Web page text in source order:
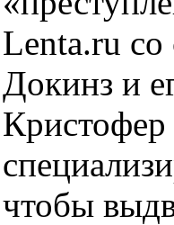
Lenta.ru
Докинз и
Кристофер
чтобы